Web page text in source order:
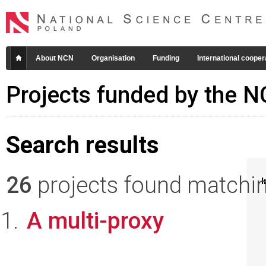
About NCN Organisation Funding International
Projects funded by the
Search results
26 projects found
A multi-proxy